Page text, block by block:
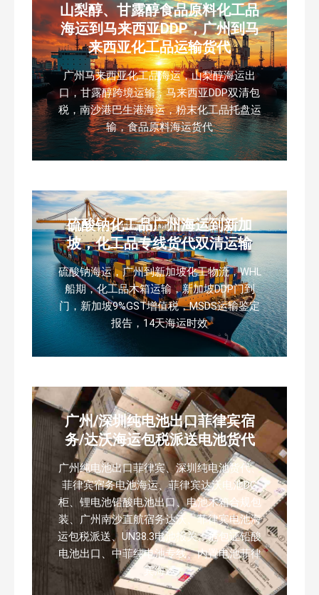
山梨醇、甘露醇食品原料化工品
海运到马来西亚DDP，广州到马
来西亚化工品运输货代
广州马来西亚化工品海运，山梨醇海运出
口，甘露醇跨境运输，马来西亚DDP双清包
税，南沙港巴生港海运，粉末化工品托盘运
输，食品原料海运货代
硫酸钠化工品广州海运到新加
坡，化工品专线货代双清运输
硫酸钠海运，广州到新加坡化工物流，WHL
船期，化工品木箱运输，新加坡DDP门到
门，新加坡9%GST增值税，MSDS运输鉴定
报告，14天海运时效
广州/深圳纯电池出口菲律宾宿
务/达沃海运包税派送电池货代
广州纯电池出口菲律宾、深圳纯电池货代、
菲律宾宿务电池海运、菲律宾达沃电池DG
柜、锂电池铅酸电池出口、电池木箱合规包
装、广州南沙直航宿务达沃、菲律宾电池海
运包税派送、UN38.3电池报关、危包证铅酸
电池出口、中菲纯电池专线、内置电池菲律
宾海运